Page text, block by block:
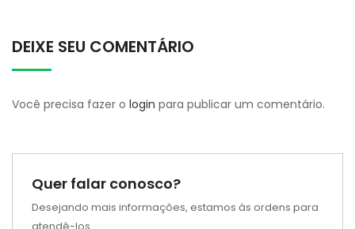
DEIXE SEU COMENTÁRIO
Você precisa fazer o login para publicar um comentário.
Quer falar conosco?
Desejando mais informações, estamos às ordens para